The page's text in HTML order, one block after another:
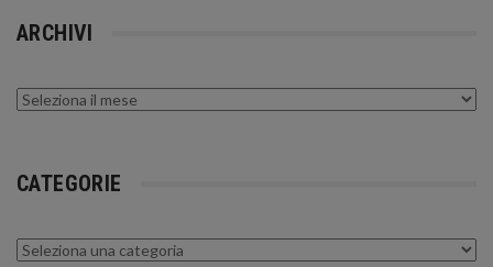
ARCHIVI
Archivi
CATEGORIE
Categorie